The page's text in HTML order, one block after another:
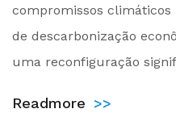
compromissos climáticos
de descarbonização
uma reconfiguração
Readmore >>